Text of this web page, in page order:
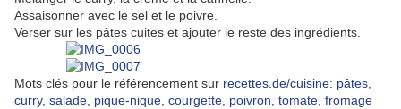
Assaisonner avec le sel et le poivre.
Verser sur les pâtes cuites et ajouter le reste des ingrédients.
Mots clés pour le référencement sur recettes.de/cuisine: pâtes
curry, salade pique-nique courgette poivron tomate fromage